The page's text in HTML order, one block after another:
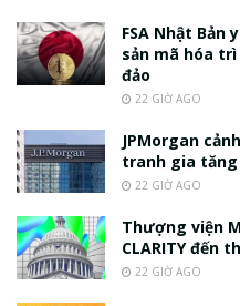
FSA Nhật Bản
sản mã hóa
đảo
22 GIỜ AGO
JPMorgan
tranh gia tăng
22 GIỜ AGO
Thượng viện
CLARITY đến
22 GIỜ AGO